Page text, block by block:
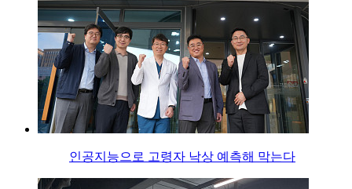
인공지능으로 고령자 낙상 예측해 막는다